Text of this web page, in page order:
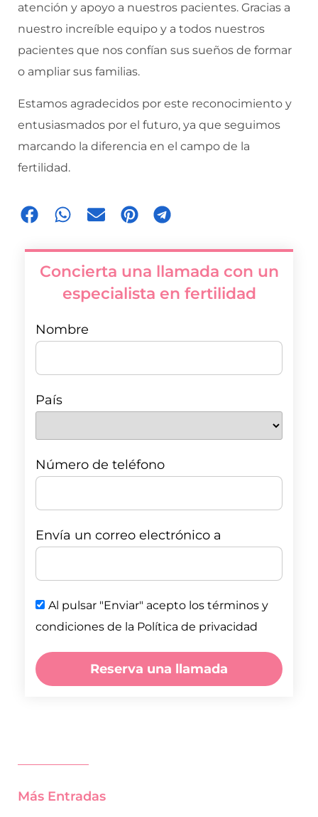
atención y apoyo a nuestros pacientes. Gracias a
nuestro increíble equipo y a todos nuestros
pacientes que nos confían sus sueños de formar
o ampliar sus familias.
Estamos agradecidos por este reconocimiento y
entusiasmados por el futuro, ya que seguimos
marcando la diferencia en el campo de la
fertilidad.
Concierta una llamada con un
especialista en fertilidad
Nombre
País
Número de teléfono
Envía un correo electrónico a
Al pulsar "Enviar" acepto los términos y
condiciones de la Política de privacidad
Reserva una llamada
Más Entradas